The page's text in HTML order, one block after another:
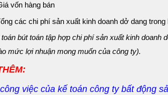
vốn hàng bán
các chi phí sản xuất kinh doanh dở dang trong
bút toán tập hợp chi phí sản xuất kinh
mức lợi nhuận mong muốn của công ty).
việc của kế toán công ty bất động